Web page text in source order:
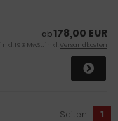
ab178,00 EUR
inkl. 19 % MwSt. inkl.Versandkosten
Seiten: 1